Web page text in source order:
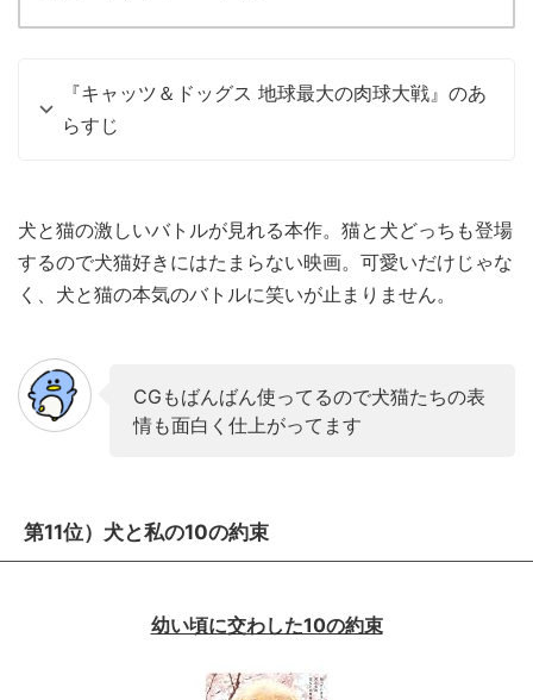
『キャッツ＆ドッグス 地球最大の肉球大戦』のあ
らすじ
犬と猫の激しいバトルが見れる本作。猫と犬どっちも登場
するので犬猫好きにはたまらない映画。可愛いだけじゃな
く、犬と猫の本気のバトルに笑いが止まりません。
CGもばんばん使ってるので犬猫たちの表
情も面白く仕上がってます
第11位）犬と私の10の約束
幼い頃に交わした10の約束